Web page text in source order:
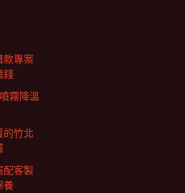
款專案
錢
霧降溫
的竹北
配客製
養